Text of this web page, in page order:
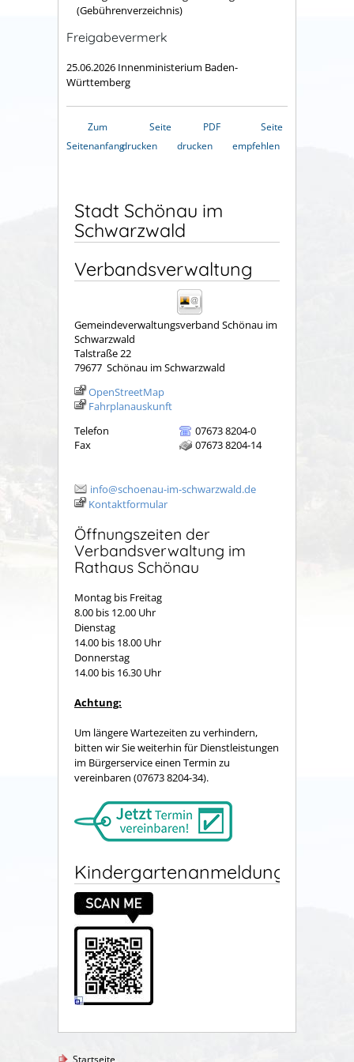
(Gebührenverzeichnis)
Freigabevermerk
25.06.2026 Innenministerium Baden-
Württemberg
Zum
Seitenanfang
Seite
drucken
PDF
drucken
Seite
empfehlen
Stadt Schönau im
Schwarzwald
Verbandsverwaltung
Gemeindeverwaltungsverband Schönau im
Schwarzwald
Talstraße 22
79677 Schönau im Schwarzwald
OpenStreetMap
Fahrplanauskunft
Telefon
07673 8204-0
Fax
07673 8204-14
info@schoenau-im-schwarzwald.de
Kontaktformular
Öffnungszeiten der
Verbandsverwaltung im
Rathaus Schönau
Montag bis Freitag
8.00 bis 12.00 Uhr
Dienstag
14.00 bis 18.00 Uhr
Donnerstag
14.00 bis 16.30 Uhr
Achtung:
Um längere Wartezeiten zu verhindern,
bitten wir Sie weiterhin für Dienstleistungen
im Bürgerservice einen Termin zu
vereinbaren (07673 8204-34).
Kindergartenanmeldung
Startseite